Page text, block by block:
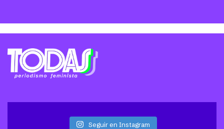
Seguir en Instagram